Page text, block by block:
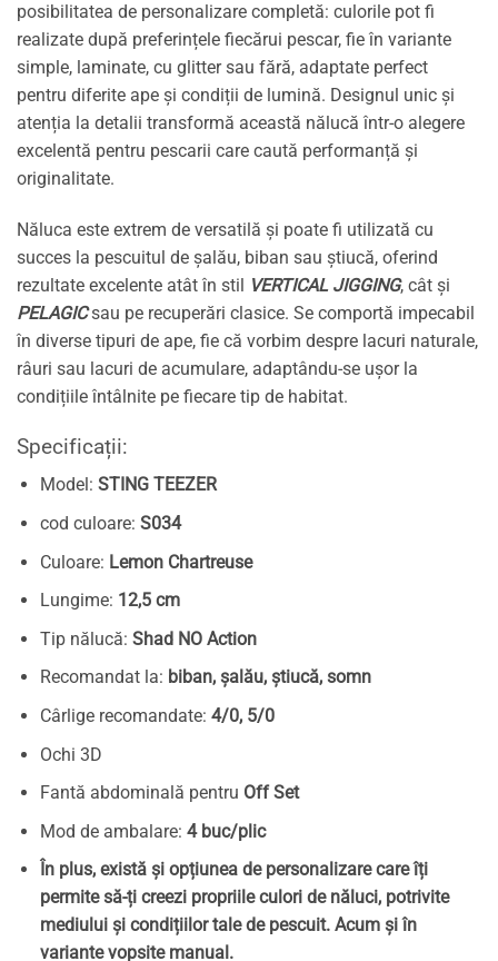
posibilitatea de personalizare completă: culorile pot fi
realizate după preferințele fiecărui pescar, fie în variante
simple, laminate, cu glitter sau fără, adaptate perfect
pentru diferite ape și condiții de lumină. Designul unic și
atenția la detalii transformă această nălucă într-o alegere
excelentă pentru pescarii care caută performanță și
originalitate.
Năluca este extrem de versatilă și poate fi utilizată cu
succes la pescuitul de șalău, biban sau știucă, oferind
rezultate excelente atât în stil VERTICAL JIGGING, cât și
PELAGICsau pe recuperări clasice. Se comportă impecabil
în diverse tipuri de ape, fie că vorbim despre lacuri naturale,
râuri sau lacuri de acumulare, adaptându-se ușor la
condițiile întâlnite pe fiecare tip de habitat.
Specificații:
Model: STING TEEZER
cod culoare: S034
Culoare: Lemon Chartreuse
Lungime: 12,5 cm
Tip nălucă: Shad NO Action
Recomandat la: biban, șalău, știucă, somn
Cârlige recomandate: 4/0, 5/0
Ochi 3D
Fantă abdominală pentru Off Set
Mod de ambalare: 4 buc/plic
În plus, există și opțiunea de personalizare care îți
permite să-ți creezi propriile culori de năluci, potrivite
mediului și condițiilor tale de pescuit. Acum și în
variante vopsite manual.